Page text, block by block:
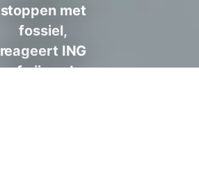
stoppen met
fossiel,
reageert ING
afwijzend.